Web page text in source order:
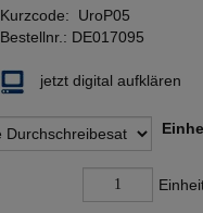
Kurzcode: UroP05
Bestellnr.: DE017095
jetzt digital aufklären